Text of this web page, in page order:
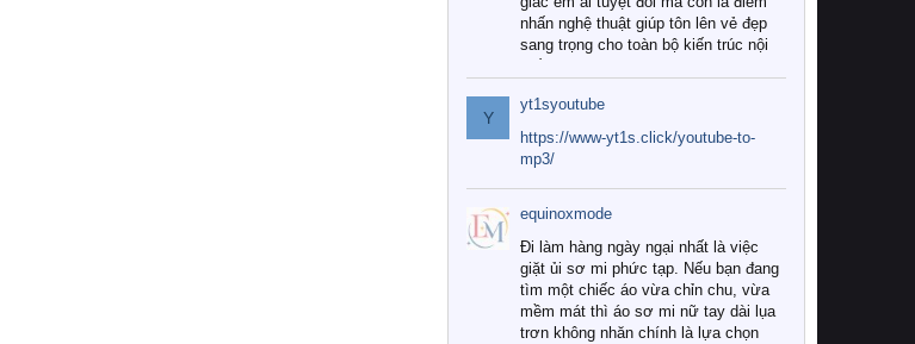
nhấn nghệ thuật giúp tôn lên vẻ đẹp
sang trọng cho toàn bộ kiến trúc nội
Tuy nhiên, giữa thị trường đa dạng
với vô vàn thương hiệu và mẫu mã
như hiện nay, làm thế nào để chọn
được những bộ chăn ga gối đệm cao
cấp thực sự chất lượng, phù hợp với
khí hậu và nhu cầu sử dụng của gia
đình? Hãy cùng chúng tôi đi tìm lời
giải đáp chi tiết qua bài viết dưới đây.
1. Tại sao các gia đình hiện đại lại ưa
chuộng chăn ga gối đệm cao cấp?
Y
yt1syoutube
https://www-yt1s.click/youtube-to-
mp3/
equinoxmode
Đi làm hàng ngày ngại nhất là việc
giặt ủi sơ mi phức tạp. Nếu bạn đang
tìm một chiếc áo vừa chỉn chu, vừa
mềm mát thì áo sơ mi nữ tay dài lụa
trơn không nhăn chính là lựa chọn